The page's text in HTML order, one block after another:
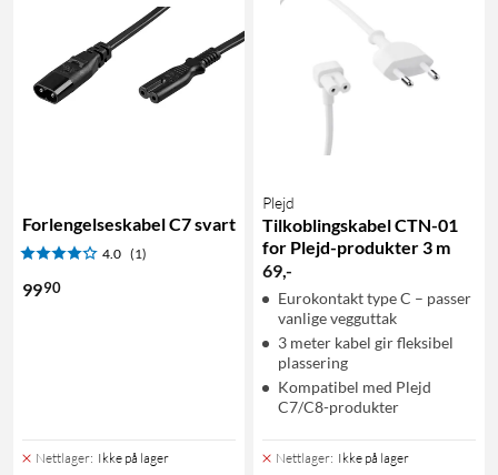
Forlengelseskabel C7 svart
4.0 (1)
9990
Nettlager: Ikke på lager
Plejd
Tilkoblingskabel CTN-01
for Plejd-produkter 3 m
69,-
Eurokontakt type C – passer
vanlige vegguttak
3 meter kabel gir fleksibel
plassering
Kompatibel med Plejd
C7/C8-produkter
Nettlager: Ikke på lager